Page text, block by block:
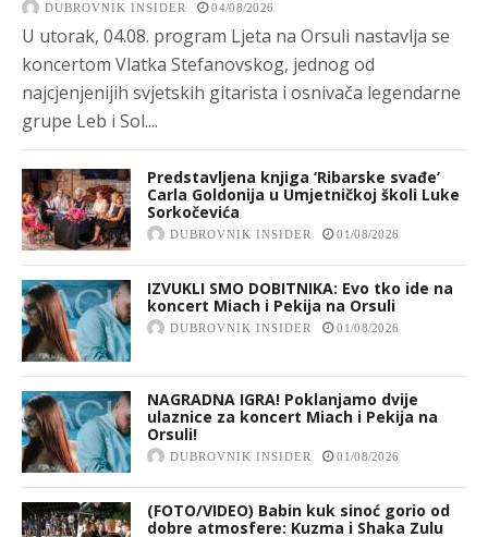
DUBROVNIK INSIDER 04/08/2026
U utorak, 04.08. program Ljeta na Orsuli nastavlja se
koncertom Vlatka Stefanovskog, jednog od
najcjenjenijih svjetskih gitarista i osnivača legendarne
grupe Leb i Sol....
Predstavljena knjiga ‘Ribarske svađe’
Carla Goldonija u Umjetničkoj školi Luke
Sorkočevića
DUBROVNIK INSIDER 01/08/2026
IZVUKLI SMO DOBITNIKA: Evo tko ide na
koncert Miach i Pekija na Orsuli
DUBROVNIK INSIDER 01/08/2026
NAGRADNA IGRA! Poklanjamo dvije
ulaznice za koncert Miach i Pekija na
Orsuli!
DUBROVNIK INSIDER 01/08/2026
(FOTO/VIDEO) Babin kuk sinoć gorio od
dobre atmosfere: Kuzma i Shaka Zulu